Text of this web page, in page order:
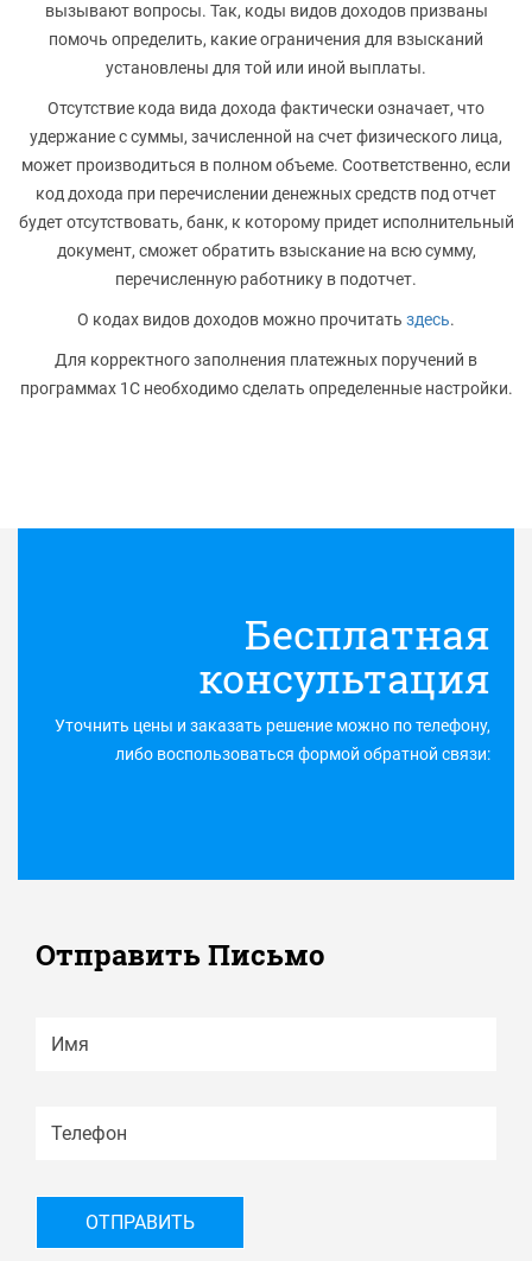
вызывают вопросы. Так, коды видов доходов призваны
помочь определить, какие ограничения для взысканий
установлены для той или иной выплаты.
Отсутствие кода вида дохода фактически означает, что
удержание с суммы, зачисленной на счет физического лица,
может производиться в полном объеме. Соответственно, если
код дохода при перечислении денежных средств под отчет
будет отсутствовать, банк, к которому придет исполнительный
документ, сможет обратить взыскание на всю сумму,
перечисленную работнику в подотчет.
О кодах видов доходов можно прочитать здесь.
Для корректного заполнения платежных поручений в
программах 1С необходимо сделать определенные настройки.
Бесплатная
консультация
Уточнить цены и заказать решение можно по телефону,
либо воспользоваться формой обратной связи:
Отправить Письмо